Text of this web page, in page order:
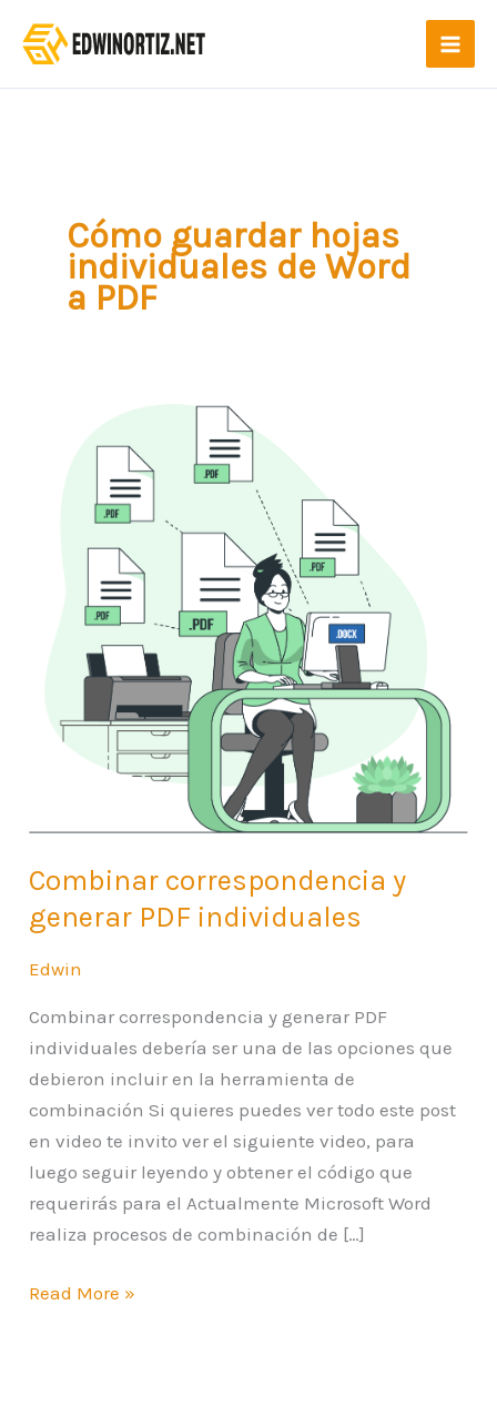
Cómo guardar hojas
individuales de Word
a PDF
Combinar correspondencia y
generar PDF individuales
Edwin
Combinar correspondencia y generar PDF
individuales debería ser una de las opciones que
debieron incluir en la herramienta de
combinación Si quieres puedes ver todo este post
en video te invito ver el siguiente video, para
luego seguir leyendo y obtener el código que
requerirás para el Actualmente Microsoft Word
realiza procesos de combinación de […]
Combinar
correspondencia
generar
individuales
Read More »